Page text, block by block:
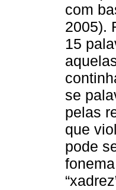
com
2005).
15
se
pelas
que
pode